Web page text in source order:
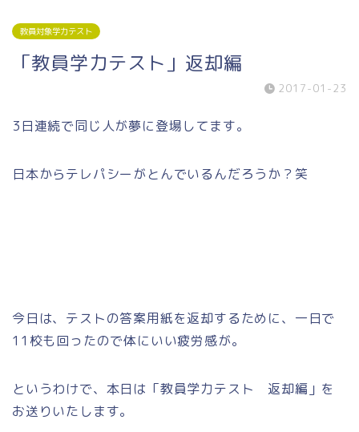
教員対象学力テスト
「教員学力テスト」返却編
2017-01-23
3日連続で同じ人が夢に登場してます。
日本からテレパシーがとんでいるんだろうか？笑
今日は、テストの答案用紙を返却するために、一日で
11校も回ったので体にいい疲労感が。
というわけで、本日は「教員学力テスト 返却編」を
お送りいたします。